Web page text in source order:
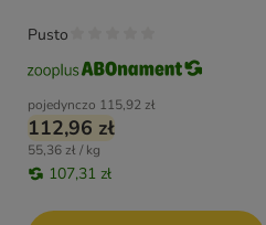
pojedynczo 115,92 zł
112,96 zł
55,36 zł / kg
107,31 zł
Pusto